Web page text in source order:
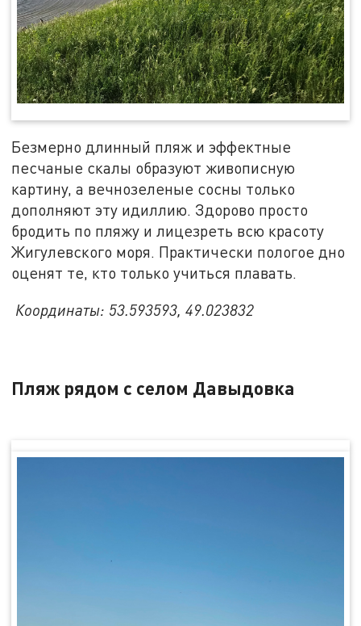
Безмерно длинный пляж и эффектные
песчаные скалы образуют живописную
картину, а вечнозеленые сосны только
дополняют эту идиллию. Здорово просто
бродить по пляжу и лицезреть всю красоту
Жигулевского моря. Практически пологое дно
оценят те, кто только учиться плавать.
Координаты: 53.593593, 49.023832
Пляж рядом с селом Давыдовка